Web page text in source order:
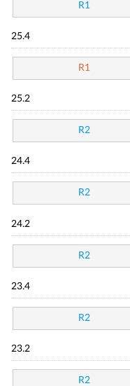
R1
25.4
R1
25.2
R2
24.4
R2
24.2
R2
23.4
R2
23.2
R2